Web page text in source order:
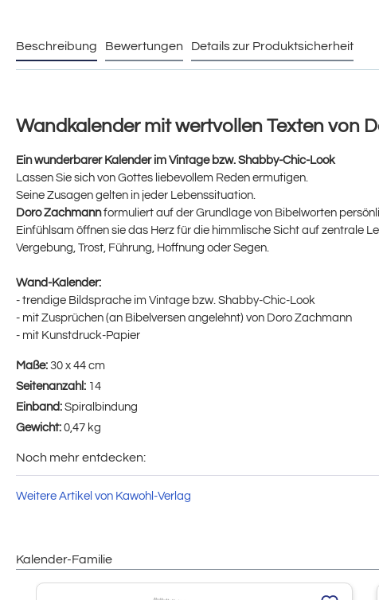
Beschreibung Bewertungen Details zur Produktsicherheit
Wandkalender mit wertvollen Texten von
Ein wunderbarer Kalender im Vintage bzw. Shabby-Chic-Look
Lassen Sie sich von Gottes liebevollem Reden ermutigen.
Seine Zusagen gelten in jeder Lebenssituation.
Doro Zachmannformuliert auf der Grundlage von Bibelworten
Einfühlsam öffnen sie das Herz für die himmlische Sicht auf zentrale
Vergebung, Trost, Führung, Hoffnung oder Segen.
Wand-Kalender:
- trendige Bildsprache im Vintage bzw. Shabby-Chic-Look
- mit Zusprüchen (an Bibelversen angelehnt) von Doro Zachmann
- mit Kunstdruck-Papier
Maße: 30 x 44 cm
Seitenanzahl: 14
Einband: Spiralbindung
Gewicht: 0,47 kg
Noch mehr entdecken:
Weitere Artikel von Kawohl-Verlag
Kalender-Familie
Produktgalerie überspringen